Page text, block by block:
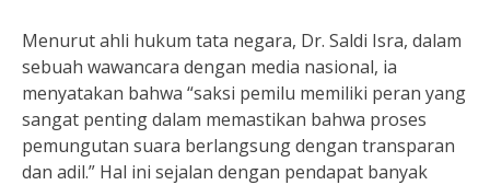
Menurut ahli hukum tata negara, Dr. Saldi Isra, dalam
sebuah wawancara dengan media nasional, ia
menyatakan bahwa “saksi pemilu memiliki peran yang
sangat penting dalam memastikan bahwa proses
pemungutan suara berlangsung dengan transparan
dan adil.” Hal ini sejalan dengan pendapat banyak